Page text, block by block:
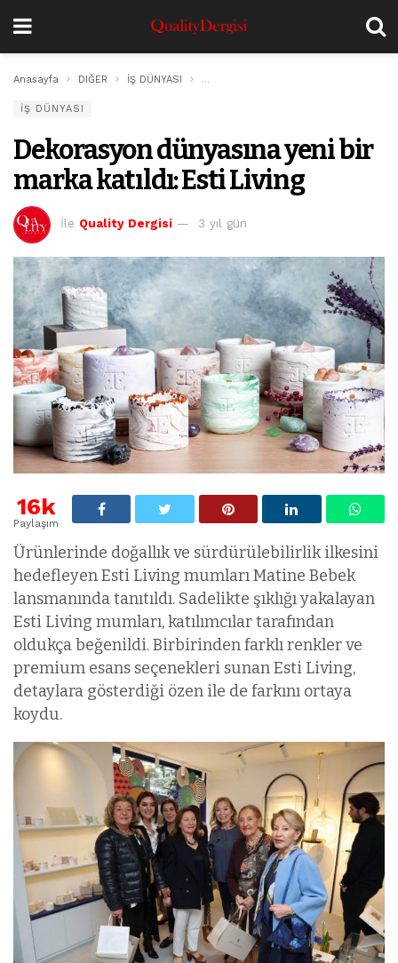
Anasayfa DIĞER İŞ DÜNYASI Dekorasyon dünyasına yeni bir marka
İŞ DÜNYASI
Dekorasyon dünyasına yeni bir
marka katıldı: Esti Living
İle Quality Dergisi 3 yıl gün
16k
Paylaşım
Ürünlerinde doğallık ve sürdürülebilirlik ilkesini
hedefleyen Esti Living mumları Matine Bebek
lansmanında tanıtıldı. Sadelikte şıklığı yakalayan
Esti Living mumları, katılımcılar tarafından
oldukça beğenildi. Birbirinden farklı renkler ve
premium esans seçenekleri sunan Esti Living,
detaylara gösterdiği özen ile de farkını ortaya
koydu.